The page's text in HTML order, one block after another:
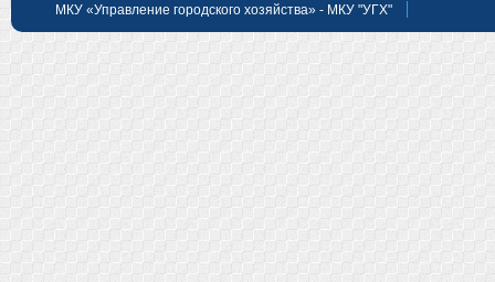
МКУ «Управление городского хозяйства» - МКУ "УГХ"